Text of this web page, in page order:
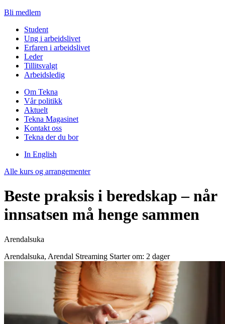
Bli medlem
Student
Ung i arbeidslivet
Erfaren i arbeidslivet
Leder
Tillitsvalgt
Arbeidsledig
Om Tekna
Vår politikk
Aktuelt
Tekna Magasinet
Kontakt oss
Tekna der du bor
In English
Alle kurs og arrangementer
Beste praksis i beredskap – når
innsatsen må henge sammen
Arendalsuka
Arendalsuka, Arendal Streaming Starter om: 2 dager